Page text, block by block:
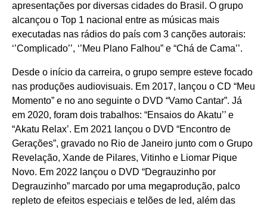
apresentações por diversas cidades do Brasil. O grupo
alcançou o Top 1 nacional entre as músicas mais
executadas nas rádios do país com 3 canções autorais:
‘’Complicado’’, ‘’Meu Plano Falhou” e “Chá de Cama’’.
Desde o início da carreira, o grupo sempre esteve focado
nas produções audiovisuais. Em 2017, lançou o CD “Meu
Momento” e no ano seguinte o DVD “Vamo Cantar”. Já
em 2020, foram dois trabalhos: “Ensaios do Akatu’’ e
“Akatu Relax’. Em 2021 lançou o DVD “Encontro de
Gerações”, gravado no Rio de Janeiro junto com o Grupo
Revelação, Xande de Pilares, Vitinho e Liomar Pique
Novo. Em 2022 lançou o DVD “Degrauzinho por
Degrauzinho” marcado por uma megaprodução, palco
repleto de efeitos especiais e telões de led, além das